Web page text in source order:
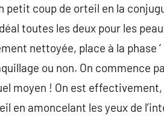
coup de orteil en la
toutes les deux pour les
nettoyée, place à la phase
ou non. On commence
moyen ! On est
en amoncelant les yeux de